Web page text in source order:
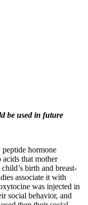
be used in future
peptide hormone
that mother
birth and breast-
associate it with
was injected in
social behavior, and